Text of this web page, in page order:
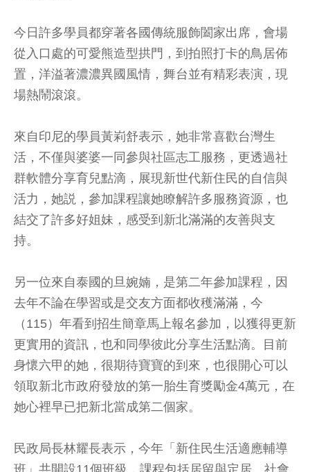
今日許多學員都穿著各國傳統服飾闔家出席，會場
從入口處的可愛熊造型拱門，到拍照打卡的鳥居佈
置，洋溢著濃濃異國風情，舞台並有精彩表演，現
場熱鬧滾滾。
來自印尼的學員黃峲舒表示，她非常喜歡台灣生
活，不僅與婆婆一同參與社區志工服務，更透過社
群軟體分享育兒點滴，展現新世代新住民的自信與
活力，她説，參加課程讓她瞭解許多服務資源，也
結交了許多好姐妹，感受到新北滿滿的友善與支
持。
另一位來自泰國的旦婉婻，是第二年參加課程，因
去年不論在學習或是交友方面都收穫滿滿，今
（115）年看到招生簡章馬上報名參加，以獲得更新
更實用的資訊，也和同學彼此分享生活點滴。目前
身懷六甲的她，很期待寶寶的到來，也很開心可以
領取新北市政府發放的第一胎生育獎勵金4萬元，在
她心裡早已把新北當成第二個家。
民政局長林耀長表示，今年「新住民生活適應輔導
班」共開設11個班級，課程包括居留與定居、社會